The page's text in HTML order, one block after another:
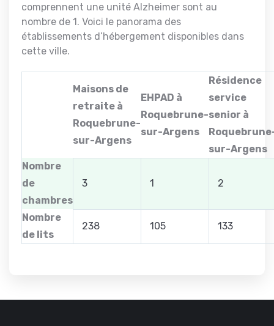
comprennent une unité Alzheimer sont au
nombre de 1. Voici le panorama des
établissements d’hébergement disponibles dans
cette ville.
Maisons de
retraite à
Roquebrune-
sur-Argens
EHPAD à
Roquebrune-
sur-Argens
Résidence
service
senior à
sur-Argens
Nombre
de
chambres
3 1 2
Nombre
de lits
238 105 133